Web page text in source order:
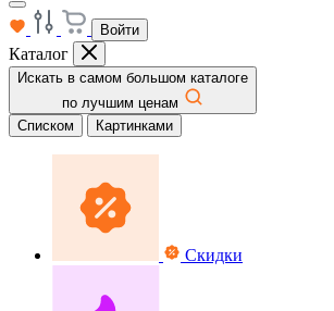
Войти
Каталог
Искать в самом большом каталоге
по лучшим ценам
Списком
Картинками
Скидки